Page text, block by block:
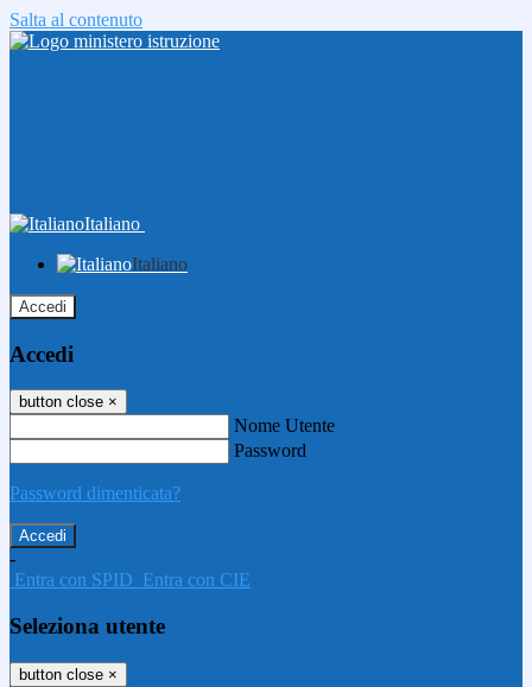
Salta al contenuto
Italiano
Italiano
Accedi
Accedi
button close ×
Nome Utente
Password
Password dimenticata?
-
Entra con SPID Entra con CIE
Seleziona utente
button close ×